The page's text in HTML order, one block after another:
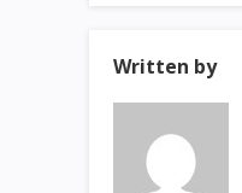
Written by